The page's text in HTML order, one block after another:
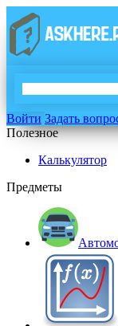
Войти Задать
Полезное
Калькулятор
Предметы